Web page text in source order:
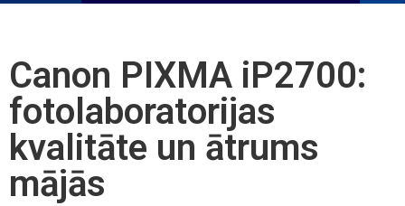
Canon PIXMA iP2700:
fotolaboratorijas
kvalitāte un ātrums
mājās